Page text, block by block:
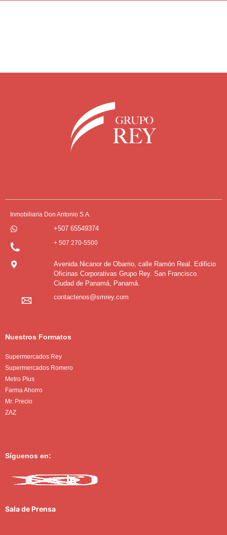
Inmobiliaria Don Antonio S.A.
+507 65549374
+ 507 270-5500
Avenida Nicanor de Obarrio, calle Ramón Real. Edificio
Oficinas Corporativas Grupo Rey. San Francisco.
Ciudad de Panamá, Panamá.
contactenos@smrey.com
Nuestros Formatos
Supermercados Rey
Supermercados Romero
Metro Plus
Farma Ahorro
Mr. Precio
ZAZ
Síguenos en:
Sala de Prensa